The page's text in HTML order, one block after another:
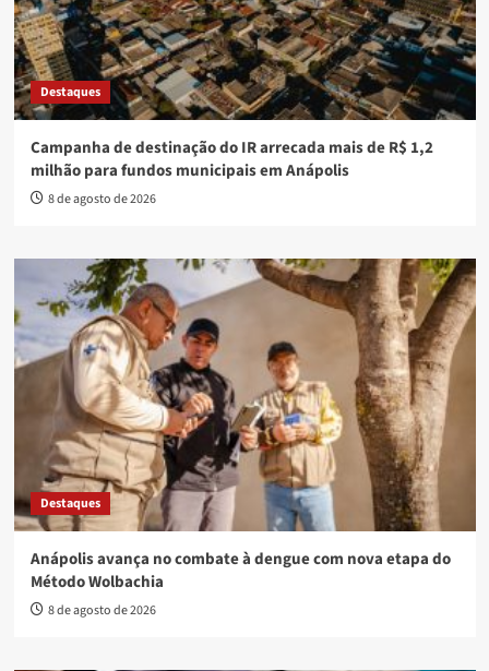
Destaques
Campanha de destinação do IR arrecada mais de R$ 1,2
milhão para fundos municipais em Anápolis
8 de agosto de 2026
Destaques
Anápolis avança no combate à dengue com nova etapa do
Método Wolbachia
8 de agosto de 2026